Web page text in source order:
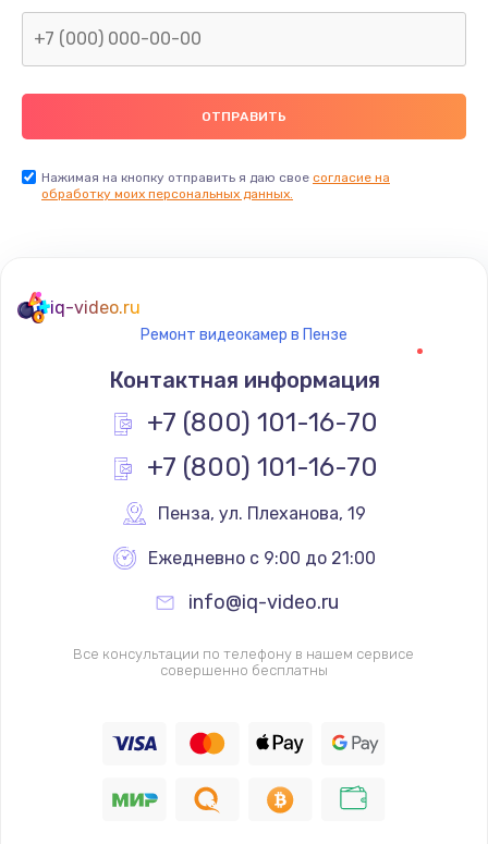
Нажимая на кнопку отправить я даю свое согласие на
обработку моих персональных данных.
iq-video.ru
Ремонт видеокамер в Пензе
Контактная информация
+7 (800) 101-16-70
+7 (800) 101-16-70
Пенза, ул. Плеханова, 19
Ежедневно с 9:00 до 21:00
info@iq-video.ru
Все консультации по телефону в нашем сервисе
совершенно бесплатны